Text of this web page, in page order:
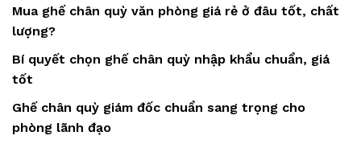
Mua ghế chân quỳ văn phòng giá rẻ ở đâu tốt, chất
lượng?
Bí quyết chọn ghế chân quỳ nhập khẩu chuẩn, giá
tốt
Ghế chân quỳ giám đốc chuẩn sang trọng cho
phòng lãnh đạo